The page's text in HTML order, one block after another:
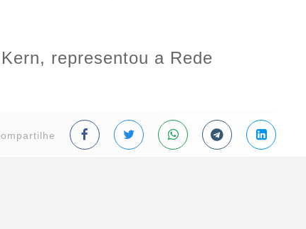
representou a Rede